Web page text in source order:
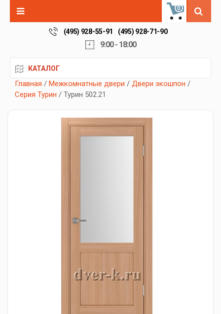
0
(495) 928-55-91 (495) 928-71-90
9:00 - 18:00
КАТАЛОГ
Главная / Межкомнатные двери / Двери экошпон /
Серия Турин / Турин 502.21